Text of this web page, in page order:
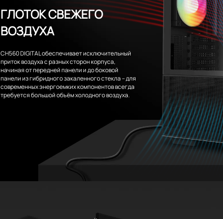
ГЛОТОК СВЕЖЕГО
ВОЗДУХА
CH560 DIGITAL обеспечивает исключительный
приток воздуха с разных сторон корпуса,
начиная от передней панели и до боковой
панели из гибридного закаленного стекла – для
современных энергоемких компонентов всегда
требуется большой объём холодного воздуха.